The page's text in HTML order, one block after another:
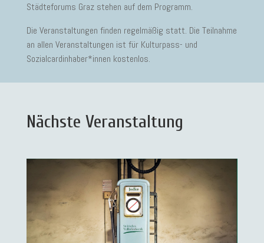
Städteforums Graz stehen auf dem Programm.
Die Veranstaltungen finden regelmäßig statt. Die Teilnahme
an allen Veranstaltungen ist für Kulturpass- und
Sozialcardinhaber*innen kostenlos.
Nächste Veranstaltung